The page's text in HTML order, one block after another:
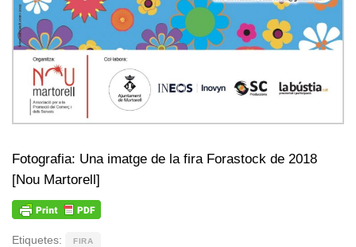
Fotografia: Una imatge de la fira Forastock de 2018
[Nou Martorell]
Etiquetes: FIRA